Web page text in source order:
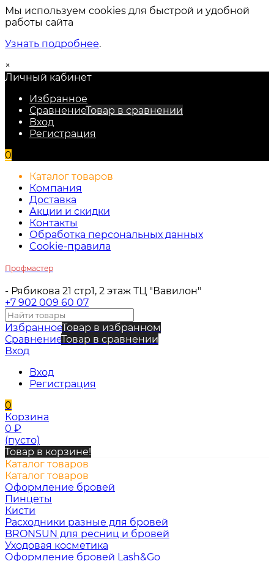
Мы используем cookies для быстрой и удобной
работы сайта
Узнать подробнее.
×
Личный кабинет
Избранное
СравнениеТовар в сравнении
Вход
Регистрация
0
Каталог товаров
Компания
Доставка
Акции и скидки
Контакты
Обработка персональных данных
Cookie-правила
Профмастер
- Рябикова 21 стр1, 2 этаж ТЦ "Вавилон"
+7 902 009 60 07
ИзбранноеТовар в избранном
СравнениеТовар в сравнении
Вход
Вход
Регистрация
0
Корзина
0 ₽
(пусто)
Товар в корзине!
Каталог товаров
Каталог товаров
Оформление бровей
Пинцеты
Кисти
Расходники разные для бровей
BRONSUN для ресниц и бровей
Уходовая косметика
Оформление бровей Lash&Go